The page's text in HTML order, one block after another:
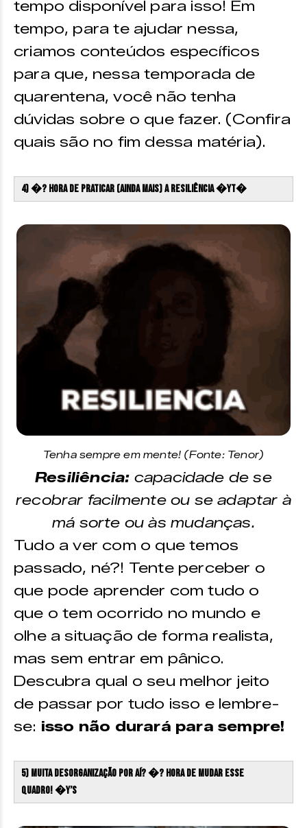
tempo disponível para isso! Em
tempo, para te ajudar nessa,
criamos conteúdos específicos
para que, nessa temporada de
quarentena, você não tenha
dúvidas sobre o que fazer. (Confira
quais são no fim dessa matéria).
4) �? hora de praticar (ainda mais) a resiliência �YT�
Tenha sempre em mente! (Fonte: Tenor)
Resiliência: capacidade de se
recobrar facilmente ou se adaptar à
má sorte ou às mudanças.
Tudo a ver com o que temos
passado, né?! Tente perceber o
que pode aprender com tudo o
que o tem ocorrido no mundo e
olhe a situação de forma realista,
mas sem entrar em pânico.
Descubra qual o seu melhor jeito
de passar por tudo isso e lembre-
se: isso não durará para sempre!
5) Muita desorganização por aí? �? hora de mudar esse
quadro! �Y’S